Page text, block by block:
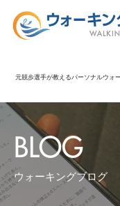
元競歩選手が教えるパーソナルウォ
BLOG
ウォーキングブログ